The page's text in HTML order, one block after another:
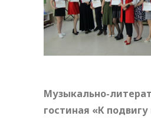
Музыкально-
гостиная «К подвигу